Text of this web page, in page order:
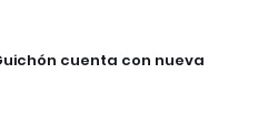
cuenta con nueva